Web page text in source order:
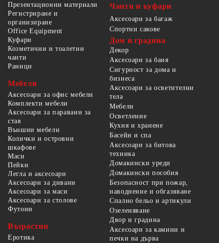
Презентационни материали
Регистриране и
организиране
Office Equipment
Чанти и куфари
Аксесоари за багаж
Спортни сакове
Куфари
Козметични и тоалетни
чанти
Раници
Мебели
Аксесоари за офис мебели
Комплекти мебели
Аксесоари за паравани за
стая
Външни мебели
Колички и островни
шкафове
Маси
Пейки
Легла и аксесоари
Аксесоари за дивани
Аксесоари за маси
Аксесоари за столове
Футони
Възрастни
Еротика
Дом и градина
Декор
Аксесоари за баня
Сигурност за дома и
бизнеса
Аксесоари за осветителни
тела
Мебели
Осветление
Кухня и хранене
Басейн и спа
Аксесоари за битова
техника
Домакински уреди
Домакински пособия
Безопасност при пожар,
наводнение и обгазяване
Спално бельо и артикули
Озеленяване
Двор и градина
Аксесоари за камини и
печки на дърва